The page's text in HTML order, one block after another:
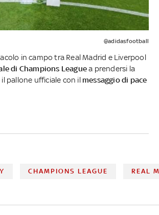
@adidasfootball
in campo tra Real Madrid e Liverpool
di Champions Leaguea prendersi la
pallone ufficiale con il messaggio di pace
CHAMPIONS LEAGUE REAL